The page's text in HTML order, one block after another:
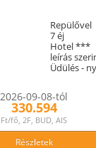
Repülővel
7 éj
Hotel ***
leírás
Üdülés -
2026-09-08-tól
330.594
Ft/fő, 2F, BUD, AIS
Részletek